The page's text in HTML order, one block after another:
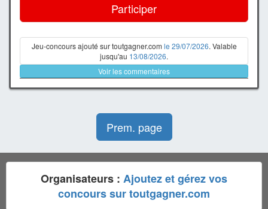
Participer
Jeu-concours ajouté sur toutgagner.com le 29/07/2026. Valable
jusqu'au 13/08/2026.
Voir les commentaires
Prem. page
Organisateurs : Ajoutez et gérez vos
concours sur toutgagner.com